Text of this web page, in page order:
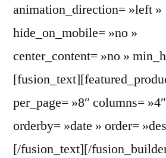
animation_direction= »left »
hide_on_mobile= »no »
center_content= »no »
per_page= »8″ columns= »4″
orderby= »date » order=
[/fusion_text][/